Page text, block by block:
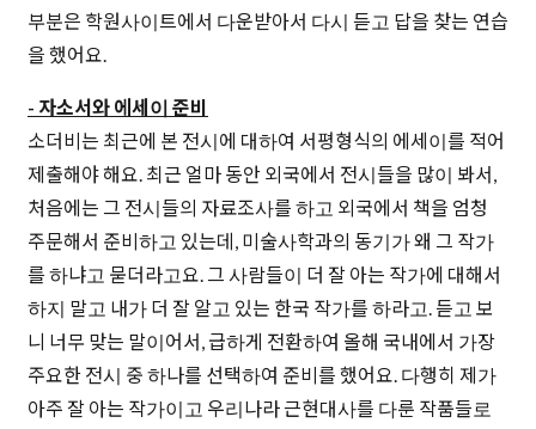
부분은 학원사이트에서 다운받아서 다시 듣고 답을 찾는 연습
을 했어요.
- 자소서와 에세이 준비
소더비는 최근에 본 전시에 대하여 서평형식의 에세이를 적어
제출해야 해요. 최근 얼마 동안 외국에서 전시들을 많이 봐서,
처음에는 그 전시들의 자료조사를 하고 외국에서 책을 엄청
주문해서 준비하고 있는데, 미술사학과의 동기가 왜 그 작가
를 하냐고 묻더라고요. 그 사람들이 더 잘 아는 작가에 대해서
하지 말고 내가 더 잘 알고 있는 한국 작가를 하라고. 듣고 보
니 너무 맞는 말이어서, 급하게 전환하여 올해 국내에서 가장
주요한 전시 중 하나를 선택하여 준비를 했어요. 다행히 제가
아주 잘 아는 작가이고 우리나라 근현대사를 다룬 작품들로